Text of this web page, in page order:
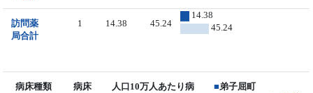
訪問薬
局合計
1 14.38 45.24
14.38
45.24
病床種類
病床
人口10万人あたり病
■弟子屈町